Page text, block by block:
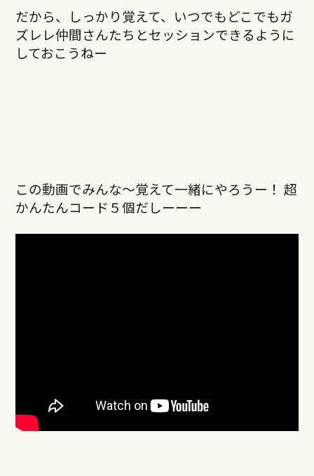
だから、しっかり覚えて、いつでもどこでもガ
ズレレ仲間さんたちとセッションできるように
しておこうねー
この動画でみんな〜覚えて一緒にやろうー！ 超
かんたんコード５個だしーーー